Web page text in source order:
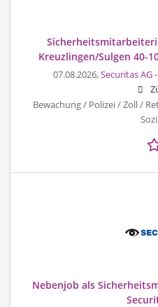
Kreuzlingen/Sulgen 40-
07.08.2026,Securitas AG
Bewachung / Polizei / Zoll /
Nebenjob als